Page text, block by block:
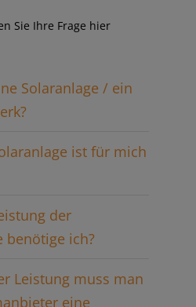
Sie Ihre Frage hier
Solaranlage / ein
ist für mich
der
benötige ich?
Leistung muss man
eine